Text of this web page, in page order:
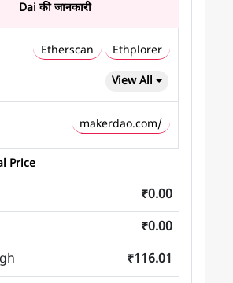
Dai की जानकारी
Etherscan Ethplorer
View All
makerdao.com/
Price
₹0.00
₹0.00
₹116.01